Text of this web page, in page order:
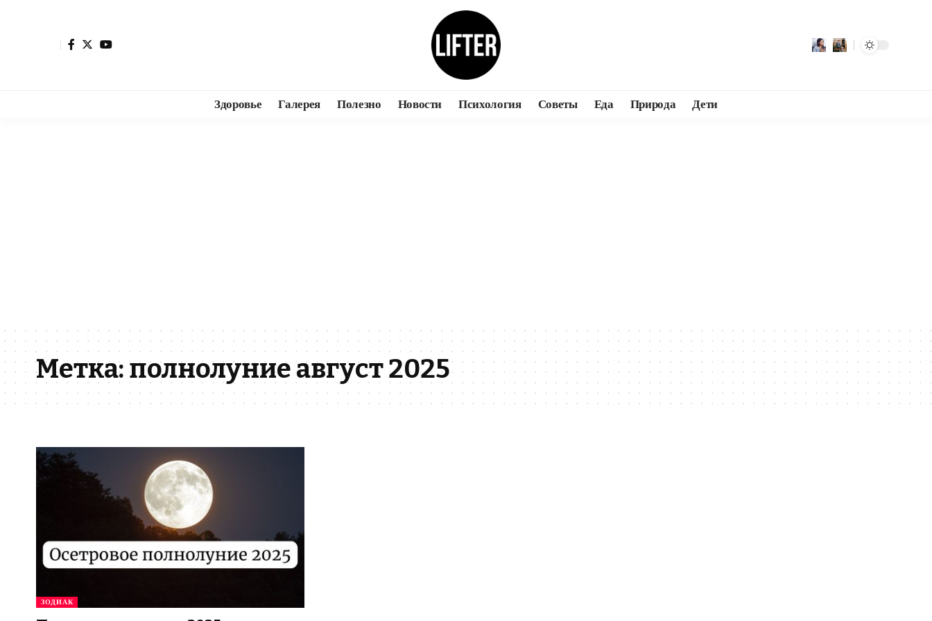
Здоровье Галерея Полезно Новости Психология Советы Еда Природа Дети
Метка:полнолуние август 2025
ЗОДИАК